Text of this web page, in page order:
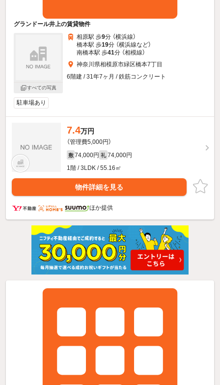
グランドール井上の賃貸物件
すべての写真
相原駅 歩9分 （横浜線）
橋本駅 歩19分 （横浜線など）
南橋本駅 歩41分 （相模線）
神奈川県相模原市緑区橋本7丁目
6階建 / 31年7ヶ月 / 鉄筋コンクリート
駐車場あり
7.4万円
（管理費5,000円）
敷 74,000円 礼 74,000円
1階 / 3LDK / 55.16㎡
物件詳細を見る
ほか提供